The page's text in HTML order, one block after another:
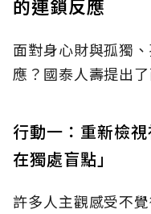
的連鎖反應
面對身心財與孤獨
應？國泰人壽提出
行動一：重新檢
在獨處盲點」
許多人主觀感受不